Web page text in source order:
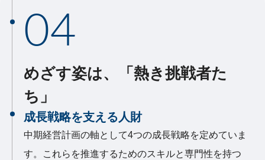
04
めざす姿は、「熱き挑戦者た
ち」
成長戦略を支える人財
中期経営計画の軸として4つの成長戦略を定めていま
す。これらを推進するためのスキルと専門性を持つ